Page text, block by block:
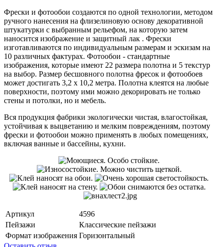
Фрески и фотообои создаются по одной технологии, методом
ручного нанесения на флизелиновую основу декоративной
штукатурки с выбранным рельефом, на которую затем
наносится изображение и защитный лак . Фрески
изготавливаются по индивидуальным размерам и эскизам на
10 различных фактурах. Фотообои - стандартные
изображения, которые имеют 22 размера полотна и 5 текстур
на выбор. Размер бесшовного полотна фресок и фотообоев
может достигать 3,2 х 10,2 метра. Полотна клеятся на любые
поверхности, поэтому ими можно декорировать не только
стены и потолки, но и мебель.
Вся продукция фабрики экологически чистая, влагостойкая,
устойчивая к выцветанию и мелким повреждениям, поэтому
фрески и фотообои можно применять в любых помещениях,
включая ванные и бассейны, кухни.
Артикул
4596
Пейзажи
Классические пейзажи
Формат изображения Горизонтальный